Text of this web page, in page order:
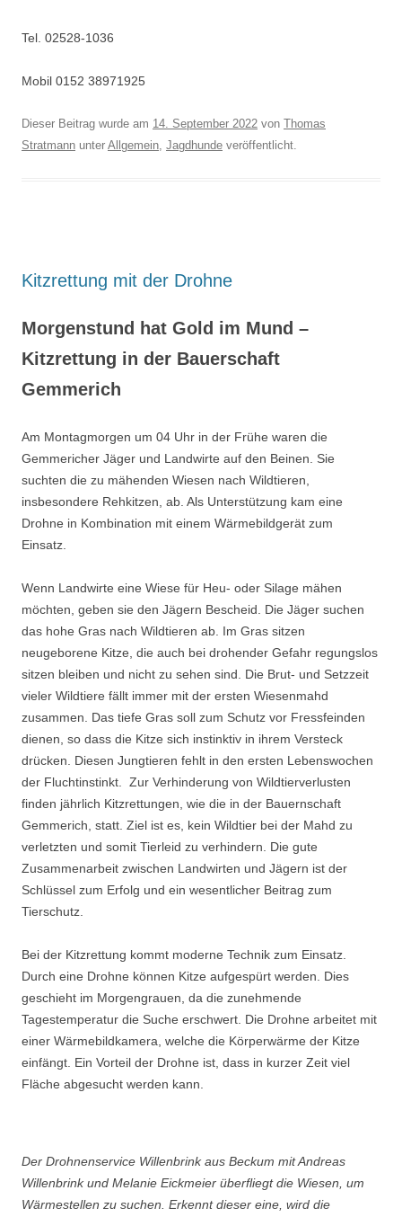
Tel. 02528-1036
Mobil 0152 38971925
Dieser Beitrag wurde am 14. September 2022 von Thomas
Stratmann unter Allgemein, Jagdhunde veröffentlicht.
Kitzrettung mit der Drohne
Morgenstund hat Gold im Mund –
Kitzrettung in der Bauerschaft
Gemmerich
Am Montagmorgen um 04 Uhr in der Frühe waren die
Gemmericher Jäger und Landwirte auf den Beinen. Sie
suchten die zu mähenden Wiesen nach Wildtieren,
insbesondere Rehkitzen, ab. Als Unterstützung kam eine
Drohne in Kombination mit einem Wärmebildgerät zum
Einsatz.
Wenn Landwirte eine Wiese für Heu- oder Silage mähen
möchten, geben sie den Jägern Bescheid. Die Jäger suchen
das hohe Gras nach Wildtieren ab. Im Gras sitzen
neugeborene Kitze, die auch bei drohender Gefahr regungslos
sitzen bleiben und nicht zu sehen sind. Die Brut- und Setzzeit
vieler Wildtiere fällt immer mit der ersten Wiesenmahd
zusammen. Das tiefe Gras soll zum Schutz vor Fressfeinden
dienen, so dass die Kitze sich instinktiv in ihrem Versteck
drücken. Diesen Jungtieren fehlt in den ersten Lebenswochen
der Fluchtinstinkt. Zur Verhinderung von Wildtierverlusten
finden jährlich Kitzrettungen, wie die in der Bauernschaft
Gemmerich, statt. Ziel ist es, kein Wildtier bei der Mahd zu
verletzten und somit Tierleid zu verhindern. Die gute
Zusammenarbeit zwischen Landwirten und Jägern ist der
Schlüssel zum Erfolg und ein wesentlicher Beitrag zum
Tierschutz.
Bei der Kitzrettung kommt moderne Technik zum Einsatz.
Durch eine Drohne können Kitze aufgespürt werden. Dies
geschieht im Morgengrauen, da die zunehmende
Tagestemperatur die Suche erschwert. Die Drohne arbeitet mit
einer Wärmebildkamera, welche die Körperwärme der Kitze
einfängt. Ein Vorteil der Drohne ist, dass in kurzer Zeit viel
Fläche abgesucht werden kann.
Der Drohnenservice Willenbrink aus Beckum mit Andreas
Willenbrink und Melanie Eickmeier überfliegt die Wiesen, um
Wärmestellen zu suchen. Erkennt dieser eine, wird die